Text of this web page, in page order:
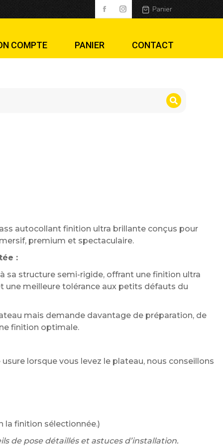
Panier
COMPTE PANIER CONTACT
autocollant finition ultra brillante conçus pour
premium et spectaculaire.
:
sa structure semi-rigide, offrant une finition ultra
une meilleure tolérance aux petits défauts du
mais demande davantage de préparation, de
finition optimale.
lorsque vous levez le plateau, nous conseillons
la finition sélectionnée.)
de pose détaillés et astuces d’installation.